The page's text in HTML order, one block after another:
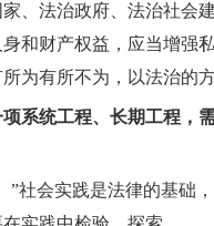
、法治政府、法治社会
和财产权益，应当增强
为有所不为，以法治的
系统工程、长期工程，
”社会实践是法律的基础